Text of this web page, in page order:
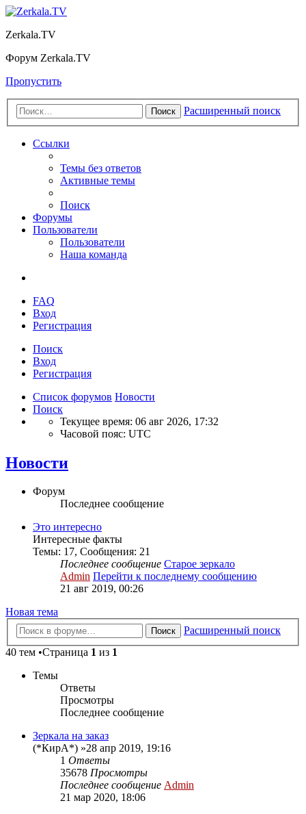
Zerkala.TV
Форум Zerkala.TV
Пропустить
Поиск Расширенный поиск
Ссылки
Темы без ответов
Активные темы
Поиск
Форумы
Пользователи
Пользователи
Наша команда
FAQ
Вход
Регистрация
Поиск
Вход
Регистрация
Список форумов Новости
Поиск
Текущее время: 06 авг 2026, 17:32
Часовой пояс: UTC
Новости
Форум
Последнее сообщение
Это интересно
Интересные факты
Темы: 17, Сообщения: 21
Последнее сообщение Старое зеркало
Admin Перейти к последнему сообщению
21 авг 2019, 00:26
Новая тема
Поиск
Расширенный поиск
40 тем •Страница 1 из 1
Темы
Ответы
Просмотры
Последнее сообщение
Зеркала на заказ
(*КирА*) »28 апр 2019, 19:16
1 Ответы
35678 Просмотры
Последнее сообщение Admin
21 мар 2020, 18:06